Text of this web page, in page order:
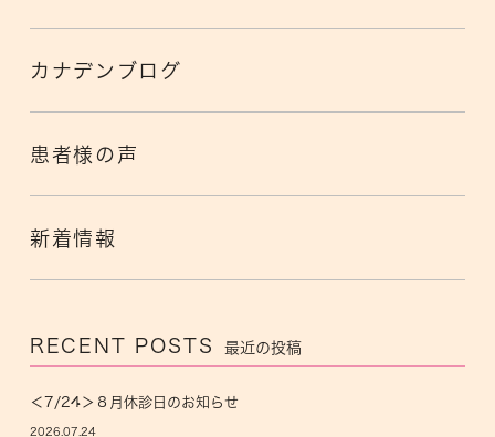
カナデンブログ
患者様の声
新着情報
RECENT POSTS 最近の投稿
＜7/24＞８月休診日のお知らせ
2026.07.24